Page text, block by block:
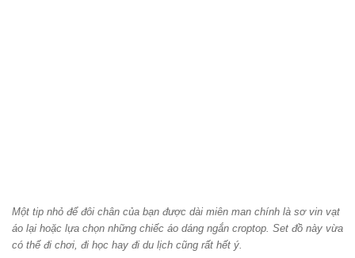
Một tip nhỏ để đôi chân của bạn được dài miên man chính là sơ vin vạt
áo lại hoặc lựa chọn những chiếc áo dáng ngắn croptop. Set đồ này vừa
có thể đi chơi, đi học hay đi du lịch cũng rất hết ý.